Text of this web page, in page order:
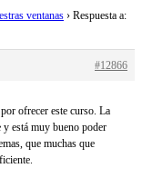
ventanas › Respuesta a:
#12866
ofrecer este curso. La
y está muy bueno poder
que muchas que